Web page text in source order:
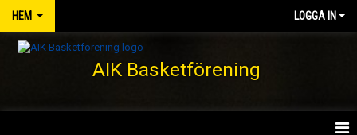
HEM LOGGA IN
AIK Basketförening